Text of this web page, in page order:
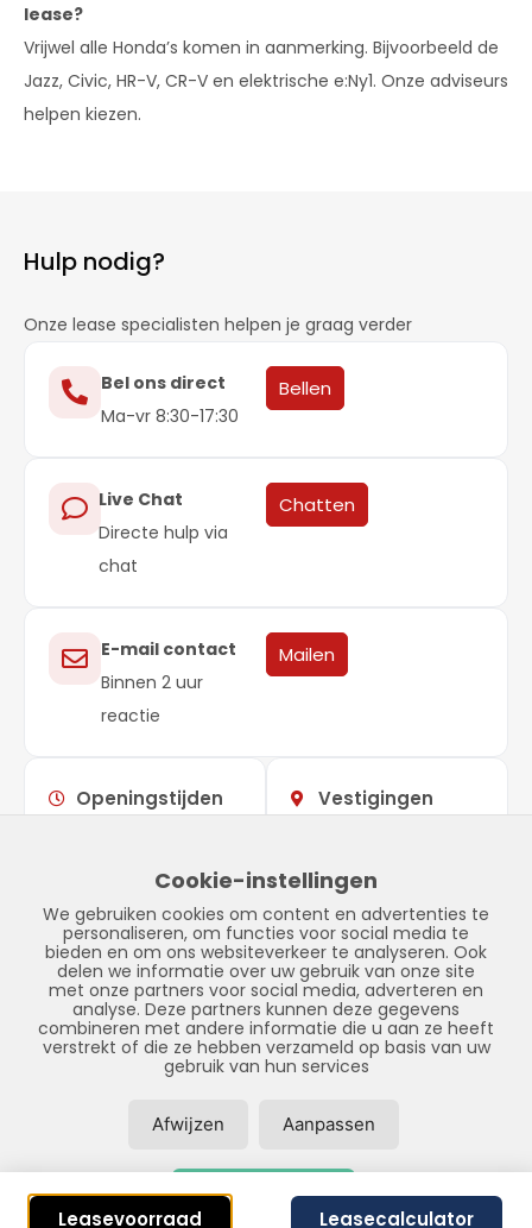
lease?
Vrijwel alle Honda’s komen in aanmerking. Bijvoorbeeld de
Jazz, Civic, HR-V, CR-V en elektrische e:Ny1. Onze adviseurs
helpen kiezen.
Hulp nodig?
Onze lease specialisten helpen je graag verder
Bel ons direct
Ma-vr 8:30-17:30
Bellen
Live Chat
Directe hulp via
chat
Chatten
E-mail contact
Binnen 2 uur
reactie
Mailen
Openingstijden
ZondagGesloten
Vestigingen
Tinnegieter 7
9502 EX Stadskanaal
© Copyright 2026 – LPFS – Privacybeleid–
Sitemap
Realisatie door: SiteOnline
Cookie-instellingen
We gebruiken cookies om content en advertenties te
personaliseren, om functies voor social media te
bieden en om ons websiteverkeer te analyseren. Ook
delen we informatie over uw gebruik van onze site
met onze partners voor social media, adverteren en
analyse. Deze partners kunnen deze gegevens
combineren met andere informatie die u aan ze heeft
verstrekt of die ze hebben verzameld op basis van uw
gebruik van hun services
Afwijzen Aanpassen
Accepteer alles
Leasevoorraad Leasecalculator